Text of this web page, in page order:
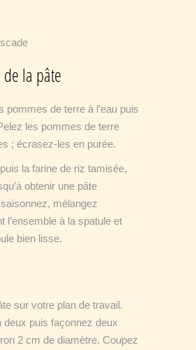
la pâte
pommes de terre à l’eau puis
les pommes de terre
; écrasez-les en purée.
la farine de riz tamisée,
obtenir une pâte
mélangez
l’ensemble à la spatule et
bien lisse.
sur votre plan de travail.
deux puis façonnez deux
2 cm de diamètre. Coupez